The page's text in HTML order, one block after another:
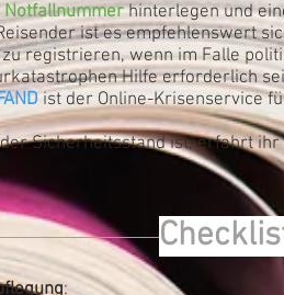
Notfallnummerhinterlegen und
ist es empfehlenswert
registrieren, wenn im Falle
Hilfe erforderlich
ist der Online-Krisenservice
Sicherheitsstand ist, erfahrt
: